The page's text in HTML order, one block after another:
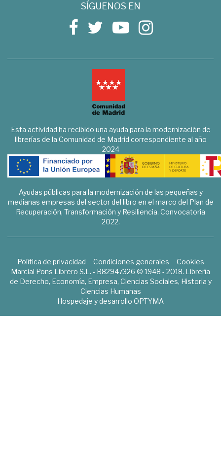
SÍGUENOS EN
Esta actividad ha recibido una ayuda para la modernización de
librerías de la Comunidad de Madrid correspondiente al año
2024
Ayudas públicas para la modernización de las pequeñas y
medianas empresas del sector del libro en el marco del Plan de
Recuperación, Transformación y Resiliencia. Convocatoria
2022.
Política de privacidad Condiciones generales
Cookies
Marcial Pons Librero S.L. - B82947326 © 1948 - 2018. Librería
de Derecho, Economía, Empresa, Ciencias Sociales, Historia y
Ciencias Humanas
Hospedaje y desarrollo OPTYMA